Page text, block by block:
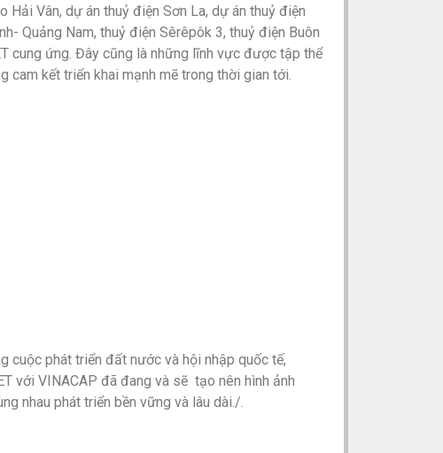
Vân, dự án thuỷ điện Sơn La, dự án thuỷ điện
Quảng Nam, thuỷ điện Sêrêpôk 3, thuỷ điện Buôn
cung ứng. Đây cũng là những lĩnh vực được tập thể
cam kết triển khai mạnh mẽ trong thời gian tới.
cuộc phát triển đất nước và hội nhập quốc tế,
với VINACAP đã đang và sẽ tạo nên hình ảnh
nhau phát triển bền vững và lâu dài./.